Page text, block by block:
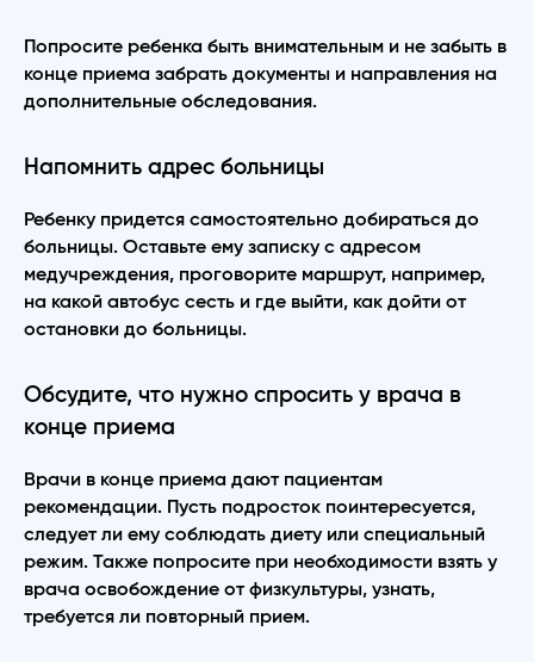
Попросите ребенка быть внимательным и не забыть в
конце приема забрать документы и направления на
дополнительные обследования.
Напомнить адрес больницы
Ребенку придется самостоятельно добираться до
больницы. Оставьте ему записку с адресом
медучреждения, проговорите маршрут, например,
на какой автобус сесть и где выйти, как дойти от
остановки до больницы.
Обсудите, что нужно спросить у врача в
конце приема
Врачи в конце приема дают пациентам
рекомендации. Пусть подросток поинтересуется,
следует ли ему соблюдать диету или специальный
режим. Также попросите при необходимости взять у
врача освобождение от физкультуры, узнать,
требуется ли повторный прием.